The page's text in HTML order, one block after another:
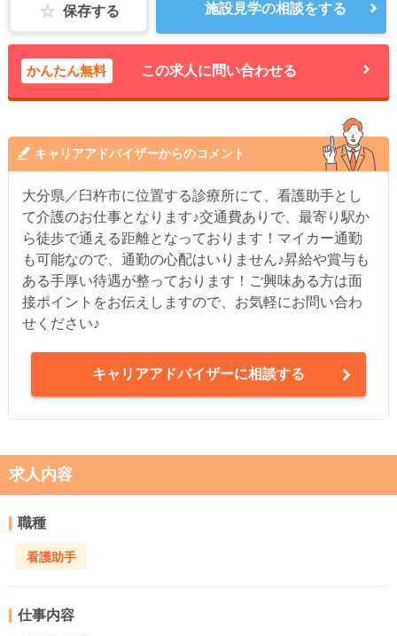
保存する 施設見学の相談をする
かんたん無料 この求人に問い合わせる
キャリアアドバイザーからのコメント
大分県／臼杵市に位置する診療所にて、看護助手とし
て介護のお仕事となります♪交通費ありで、最寄り駅か
ら徒歩で通える距離となっております！マイカー通勤
も可能なので、通勤の心配はいりません♪昇給や賞与も
ある手厚い待遇が整っております！ご興味ある方は面
接ポイントをお伝えしますので、お気軽にお問い合わ
せください♪
キャリアアドバイザーに相談する
求人内容
職種
看護助手
仕事内容